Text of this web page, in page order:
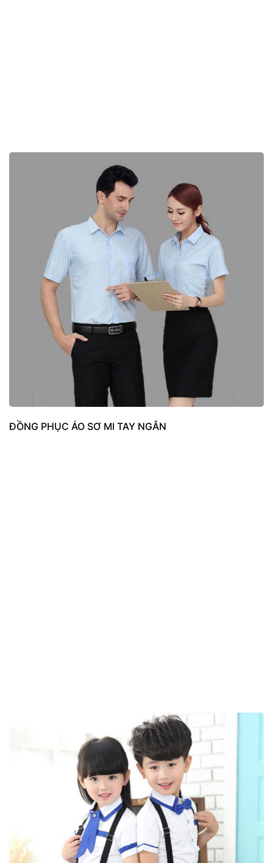
ĐỒNG PHỤC ÁO SƠ MI TAY NGẮN